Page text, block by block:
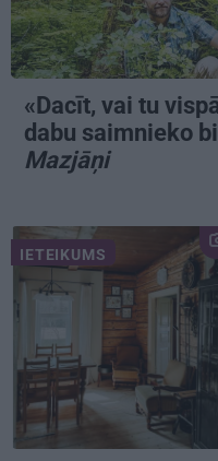
«Dacīt, vai tu
dabu saimnieko
Mazjāņi
IETEIKUMS